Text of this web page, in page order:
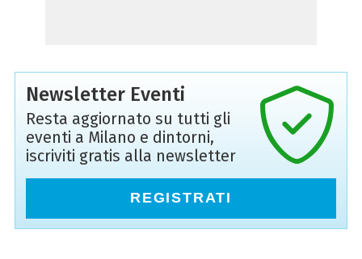
Newsletter Eventi
Resta aggiornato su tutti gli
eventi a Milano e dintorni,
iscriviti gratis alla newsletter
REGISTRATI